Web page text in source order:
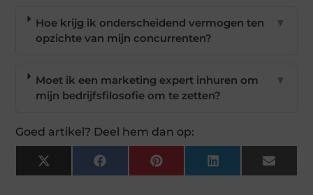
Hoe krijg ik onderscheidend vermogen ten
opzichte van mijn concurrenten?
▼
Moet ik een marketing expert inhuren om
mijn bedrijfsfilosofie om te zetten?
▼
Goed artikel? Deel hem dan op:
X
(Twitter)
FacebookPinterest LinkedIn Email